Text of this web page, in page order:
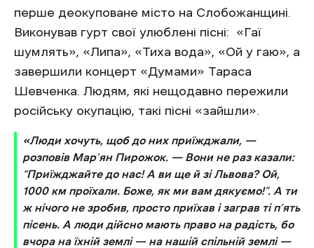
перше деокуповане місто на Слобожанщині.
Виконував гурт свої улюблені пісні: «Гаї
шумлять», «Липа», «Тиха вода», «Ой у гаю», а
завершили концерт «Думами» Тараса
Шевченка. Людям, які нещодавно пережили
російську окупацію, такі пісні «зайшли».
«Люди хочуть, щоб до них приїжджали, —
розповів Мар’ян Пирожок. — Вони не раз казали:
“Приїжджайте до нас! А ви ще й зі Львова? Ой,
1000 км проїхали. Боже, як ми вам дякуємо!”. А ти
ж нічого не зробив, просто приїхав і заграв ті п’ять
пісень. А люди дійсно мають право на радість, бо
вчора на їхній землі — на нашій спільній землі —